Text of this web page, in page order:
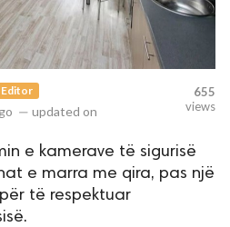
Editor
— updated on
655
views
e kamerave të sigurisë
e marra me qira, pas një
të respektuar